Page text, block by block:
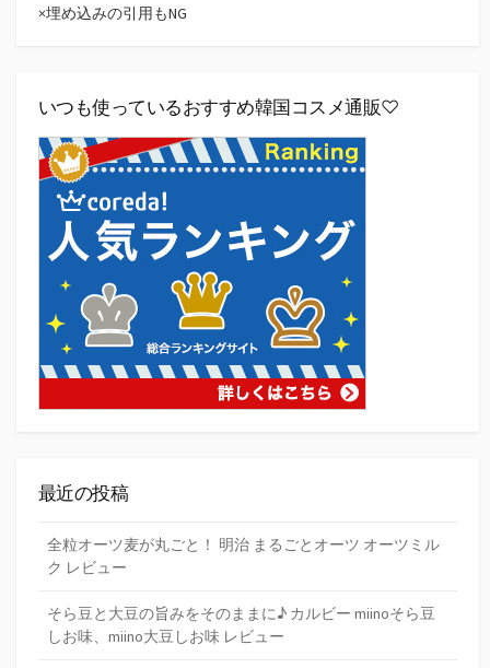
×埋め込みの引用もNG
いつも使っているおすすめ韓国コスメ通販♡
最近の投稿
全粒オーツ麦が丸ごと！ 明治 まるごとオーツ オーツミル
ク レビュー
そら豆と大豆の旨みをそのままに♪ カルビー miinoそら豆
しお味、miino大豆しお味 レビュー